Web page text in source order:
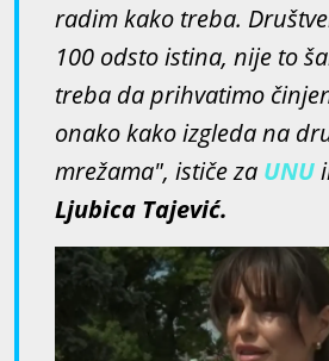
radim kako treba.
100 odsto istina, nije to
treba da prihvatimo
onako kako izgleda na
mrežama", ističe za UNU
Ljubica Tajević.